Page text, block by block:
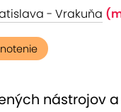
- Vrakuňa
nástrojov